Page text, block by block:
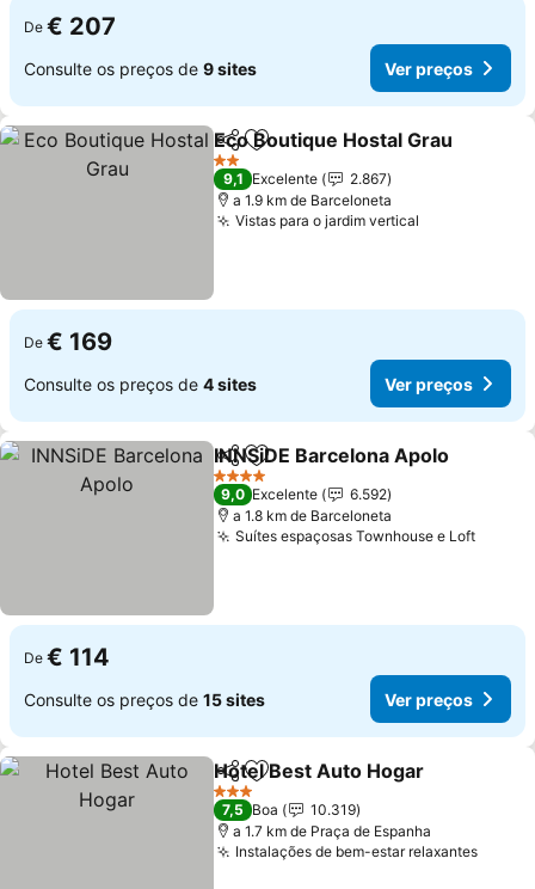
De € 207
Consulte os preços de 9 sites Ver preços
PartilharAdicionar aos favoritos
Eco Boutique Hostal Grau
2 Estrelas
9,1 Excelente
2.867
a 1.9 km de Barceloneta
Vistas para o jardim vertical
De € 169
Consulte os preços de 4 sites Ver preços
PartilharAdicionar aos favoritos
INNSiDE Barcelona Apolo
4 Estrelas
9,0 Excelente
6.592
a 1.8 km de Barceloneta
Suítes espaçosas Townhouse e LoftVer
De € 114
Consulte os preços de 15 sites Ver preços
PartilharAdicionar aos favoritos
Hotel Best Auto Hogar
3 Estrelas
7,5 Boa
10.319
a 1.7 km de Praça de Espanha
Instalações de bem-estar relaxantesVer